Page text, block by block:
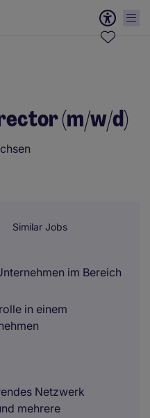
(m/w/d)
Similar Jobs
im Bereich
in einem
Netzwerk
mehrere